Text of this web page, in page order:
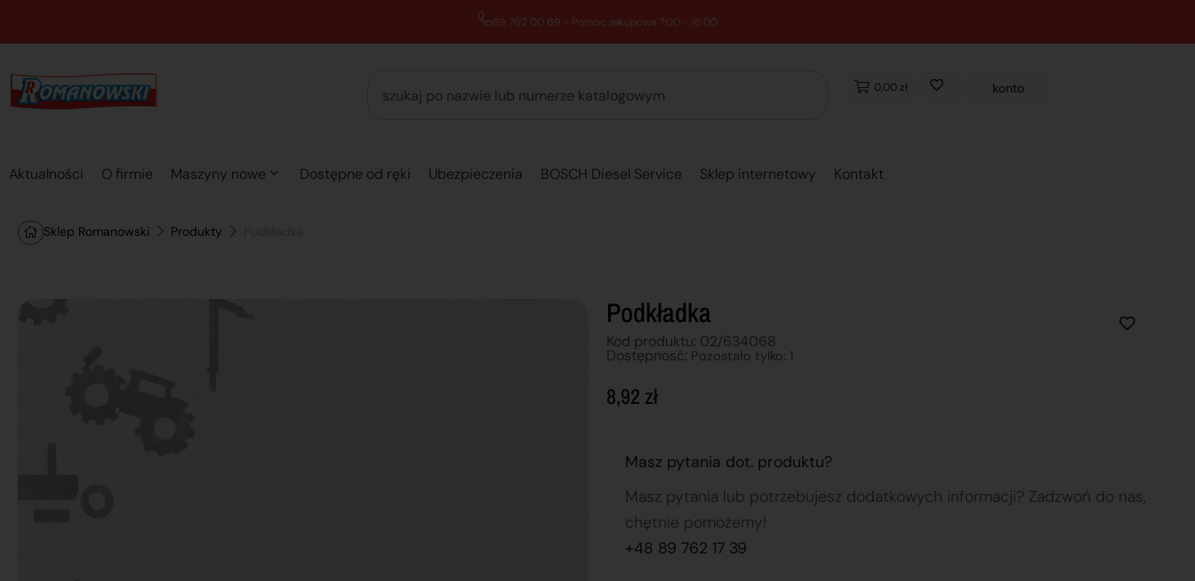
89 762 00 69 - Pomoc zakupowa 7:00 - 16:00
0,00 zł konto
Aktualności O firmie Maszyny nowe Dostępne od ręki Ubezpieczenia BOSCH Diesel Service Sklep internetowy Kontakt
Sklep Romanowski Produkty
Podkładka
Kod produktu: 02/634068
Dostępnosć: Pozostało tylko: 1
8,92 zł
Masz pytania dot. produktu?
Masz pytania lub potrzebujesz dodatkowych informacji? Zadzwoń do nas,
chętnie pomożemy!
+48 89 762 17 39